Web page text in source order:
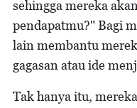
sehingga mereka
pendapatmu?" Bagi
lain membantu
gagasan atau ide
Tak hanya itu,